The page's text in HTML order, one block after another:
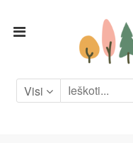
Skip
Skip
Visi